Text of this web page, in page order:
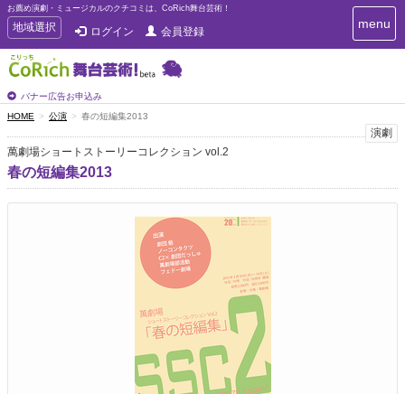
お薦め演劇・ミュージカルのクチコミは、CoRich舞台芸術！
T
o
g
g
e
n
a
v
i
g
地域選択 ログイン 会員登録
バナー広告お申込み
T
o
i
g
menu
HOME 公演 春の短編集2013
演劇
萬劇場ショートストーリーコレクション vol.2
春の短編集2013